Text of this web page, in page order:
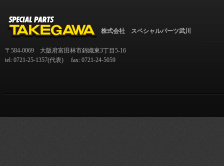
株式会社 スペシャルパーツ武川
〒584-0069 大阪府富田林市錦織東3丁目5-16
tel: 0721-25-1357(代表) fax: 0721-24-5059